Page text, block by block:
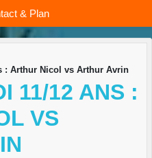
& Plan
: Arthur Nicol vs Arthur Avrin
11/12 ANS :
VS